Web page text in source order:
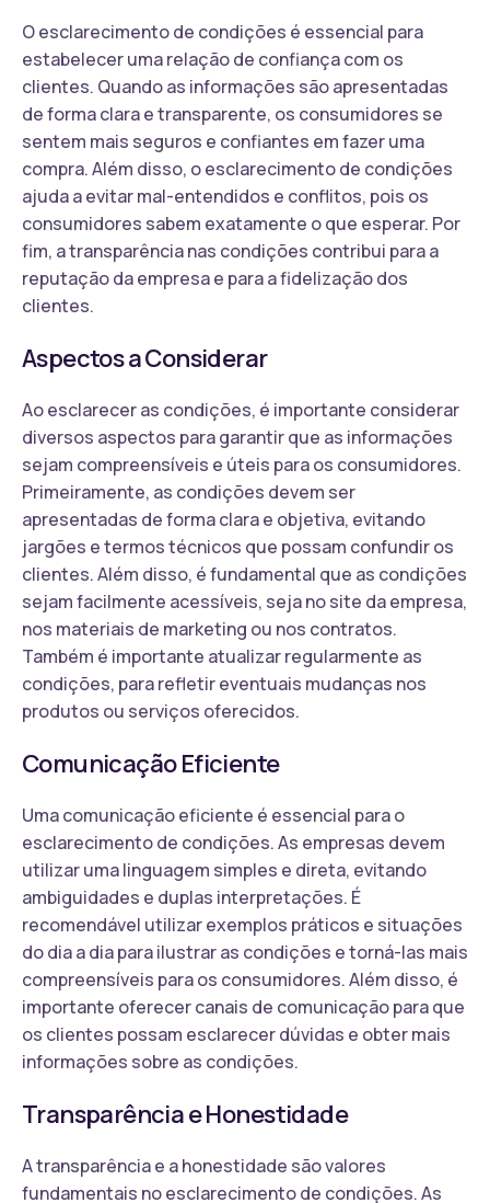
O esclarecimento de condições é essencial para
estabelecer uma relação de confiança com os
clientes. Quando as informações são apresentadas
de forma clara e transparente, os consumidores se
sentem mais seguros e confiantes em fazer uma
compra. Além disso, o esclarecimento de condições
ajuda a evitar mal-entendidos e conflitos, pois os
consumidores sabem exatamente o que esperar. Por
fim, a transparência nas condições contribui para a
reputação da empresa e para a fidelização dos
clientes.
Aspectos a Considerar
Ao esclarecer as condições, é importante considerar
diversos aspectos para garantir que as informações
sejam compreensíveis e úteis para os consumidores.
Primeiramente, as condições devem ser
apresentadas de forma clara e objetiva, evitando
jargões e termos técnicos que possam confundir os
clientes. Além disso, é fundamental que as condições
sejam facilmente acessíveis, seja no site da empresa,
nos materiais de marketing ou nos contratos.
Também é importante atualizar regularmente as
condições, para refletir eventuais mudanças nos
produtos ou serviços oferecidos.
Comunicação Eficiente
Uma comunicação eficiente é essencial para o
esclarecimento de condições. As empresas devem
utilizar uma linguagem simples e direta, evitando
ambiguidades e duplas interpretações. É
recomendável utilizar exemplos práticos e situações
do dia a dia para ilustrar as condições e torná-las mais
compreensíveis para os consumidores. Além disso, é
importante oferecer canais de comunicação para que
os clientes possam esclarecer dúvidas e obter mais
informações sobre as condições.
Transparência e Honestidade
A transparência e a honestidade são valores
fundamentais no esclarecimento de condições. As